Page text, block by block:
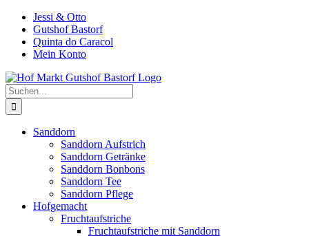
Zum
Inhalt
springen
Jessi & Otto
Gutshof Bastorf
Quinta do Caracol
Mein Konto
Suche
nach:
Sanddorn
Sanddorn Aufstrich
Sanddorn Getränke
Sanddorn Bonbons
Sanddorn Tee
Sanddorn Pflege
Hofgemacht
Fruchtaufstriche
Fruchtaufstriche mit Sanddorn